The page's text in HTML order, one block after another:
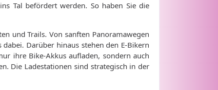
Tal befördert werden. So haben Sie die
und Trails. Von sanften Panoramawegen
Darüber hinaus stehen den E-Bikern
ihre Bike-Akkus aufladen, sondern auch
Die Ladestationen sind strategisch in der